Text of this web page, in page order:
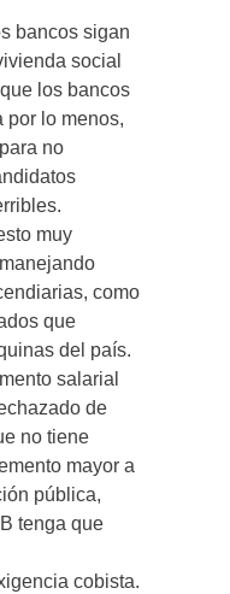
bancos sigan
social
los bancos
por lo menos,
no
muy
como
que
del país.
salarial
de
no tiene
mayor a
pública,
tenga que
cobista.